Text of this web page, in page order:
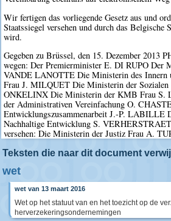
Wir fertigen das vorliegende Gesetz aus und
Staatssiegel versehen und durch das Belgische
wird.
Gegeben zu Brüssel, den 15. Dezember 2013
wegen: Der Premierminister E. DI RUPO Der
VANDE LANOTTE Die Ministerin des Innern
Frau J. MILQUET Die Ministerin der Sozialen
ONKELINX Die Ministerin der KMB Frau S.
der Administrativen Vereinfachung O.
Entwicklungszusammenarbeit J.-P. LABILLE
Nachhaltige Entwicklung S.
versehen: Die Ministerin der Justiz Frau A.
Teksten die naar dit document
wet
wet van 13 maart 2016
Wet op het statuut van en het toezicht op de
herverzekeringsondernemingen